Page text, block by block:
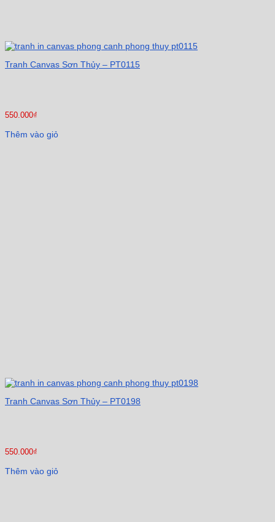
Tranh Canvas Sơn Thủy – PT0115
550.000₫
Thêm vào giỏ
Tranh Canvas Sơn Thủy – PT0198
550.000₫
Thêm vào giỏ